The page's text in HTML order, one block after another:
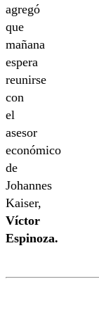
agregó
que
mañana
espera
reunirse
con
el
asesor
económico
de
Johannes
Kaiser,
Víctor
Espinoza.